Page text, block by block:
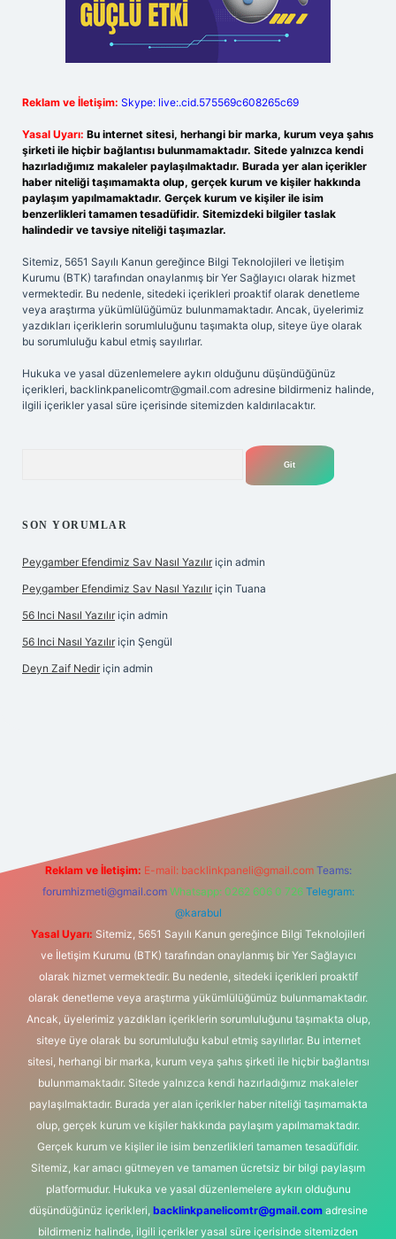
Reklam ve İletişim: Skype: live:.cid.575569c608265c69
Yasal Uyarı: Bu internet sitesi, herhangi bir marka, kurum veya şahıs
şirketi ile hiçbir bağlantısı bulunmamaktadır. Sitede yalnızca kendi
hazırladığımız makaleler paylaşılmaktadır. Burada yer alan içerikler
haber niteliği taşımamakta olup, gerçek kurum ve kişiler hakkında
paylaşım yapılmamaktadır. Gerçek kurum ve kişiler ile isim
benzerlikleri tamamen tesadüfidir. Sitemizdeki bilgiler taslak
halindedir ve tavsiye niteliği taşımazlar.
Sitemiz, 5651 Sayılı Kanun gereğince Bilgi Teknolojileri ve İletişim
Kurumu (BTK) tarafından onaylanmış bir Yer Sağlayıcı olarak hizmet
vermektedir. Bu nedenle, sitedeki içerikleri proaktif olarak denetleme
veya araştırma yükümlülüğümüz bulunmamaktadır. Ancak, üyelerimiz
yazdıkları içeriklerin sorumluluğunu taşımakta olup, siteye üye olarak
bu sorumluluğu kabul etmiş sayılırlar.
Hukuka ve yasal düzenlemelere aykırı olduğunu düşündüğünüz
içerikleri, backlinkpanelicomtr@gmail.com adresine bildirmeniz halinde,
ilgili içerikler yasal süre içerisinde sitemizden kaldırılacaktır.
SON YORUMLAR
Peygamber Efendimiz Sav Nasıl Yazılır için admin
Peygamber Efendimiz Sav Nasıl Yazılır için Tuana
56 Inci Nasıl Yazılır için admin
56 Inci Nasıl Yazılır için Şengül
Deyn Zaif Nedir için admin
Reklam ve İletişim: E-mail: backlinkpaneli@gmail.com Teams:
forumhizmeti@gmail.com Whatsapp: 0262 606 0 726 Telegram:
@karabul
Yasal Uyarı: Sitemiz, 5651 Sayılı Kanun gereğince Bilgi Teknolojileri
ve İletişim Kurumu (BTK) tarafından onaylanmış bir Yer Sağlayıcı
olarak hizmet vermektedir. Bu nedenle, sitedeki içerikleri proaktif
olarak denetleme veya araştırma yükümlülüğümüz bulunmamaktadır.
Ancak, üyelerimiz yazdıkları içeriklerin sorumluluğunu taşımakta olup,
siteye üye olarak bu sorumluluğu kabul etmiş sayılırlar. Bu internet
sitesi, herhangi bir marka, kurum veya şahıs şirketi ile hiçbir bağlantısı
bulunmamaktadır. Sitede yalnızca kendi hazırladığımız makaleler
paylaşılmaktadır. Burada yer alan içerikler haber niteliği taşımamakta
olup, gerçek kurum ve kişiler hakkında paylaşım yapılmamaktadır.
Gerçek kurum ve kişiler ile isim benzerlikleri tamamen tesadüfidir.
Sitemiz, kar amacı gütmeyen ve tamamen ücretsiz bir bilgi paylaşım
platformudur. Hukuka ve yasal düzenlemelere aykırı olduğunu
düşündüğünüz içerikleri, backlinkpanelicomtr@gmail.comadresine
bildirmeniz halinde, ilgili içerikler yasal süre içerisinde sitemizden